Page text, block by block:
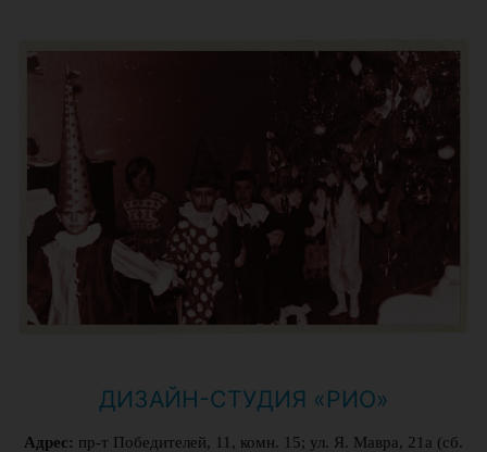
ДИЗАЙН-СТУДИЯ «РИО»
Адрес: пр-т Победителей, 11, комн. 15; ул. Я. Мавра, 21а (сб.